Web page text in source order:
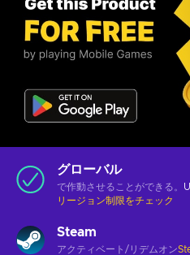
グローバル
で作動させることができる。
リージョン制限をチェック
Steam
アクティベート/リデムオン